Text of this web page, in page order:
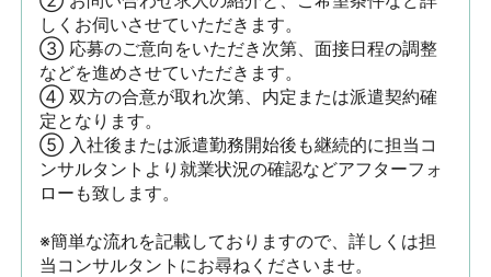
しくお伺いさせていただきます。
③ 応募のご意向をいただき次第、面接日程の調整
などを進めさせていただきます。
④ 双方の合意が取れ次第、内定または派遣契約確
定となります。
⑤ 入社後または派遣勤務開始後も継続的に担当コ
ンサルタントより就業状況の確認などアフターフォ
ローも致します。
※簡単な流れを記載しておりますので、詳しくは担
当コンサルタントにお尋ねくださいませ。